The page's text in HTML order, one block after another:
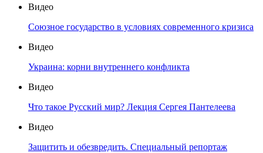
Видео
Союзное государство в условиях современного кризиса
Видео
Украина: корни внутреннего конфликта
Видео
Что такое Русский мир? Лекция Сергея Пантелеева
Видео
Защитить и обезвредить. Специальный репортаж